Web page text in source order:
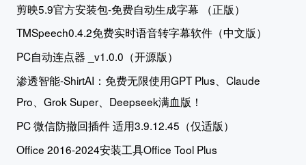
剪映5.9官方安装包-免费自动生成字幕 （正版）
TMSpeech0.4.2免费实时语音转字幕软件（中文版）
PC自动连点器 _v1.0.0（开源版）
渗透智能-ShirtAI：免费无限使用GPT Plus、Claude
Pro、Grok Super、Deepseek满血版！
PC 微信防撤回插件 适用3.9.12.45（仅适版）
Office 2016-2024安装工具Office Tool Plus